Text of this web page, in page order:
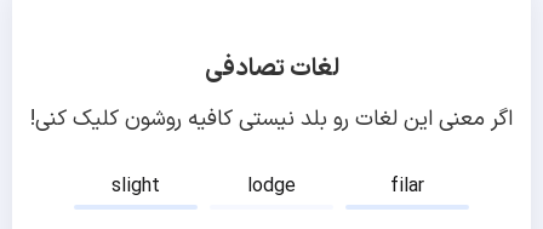
لغات تصادفی
اگر معنی این لغات رو بلد نیستی کافیه روشون کلیک کنی!
slight lodge
filar